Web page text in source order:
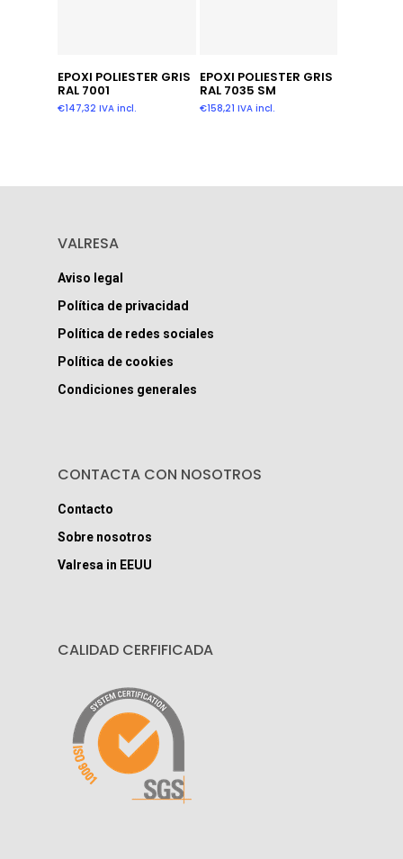
Leer Más
EPOXI POLIESTER GRIS
RAL 7001
€147,32 IVA incl.
Añadir Al Carrito
EPOXI POLIESTER GRIS
RAL 7035 SM
€158,21 IVA incl.
VALRESA
Aviso legal
Política de privacidad
Política de redes sociales
Política de cookies
Condiciones generales
CONTACTA CON NOSOTROS
Contacto
Sobre nosotros
Valresa in EEUU
CALIDAD CERFIFICADA